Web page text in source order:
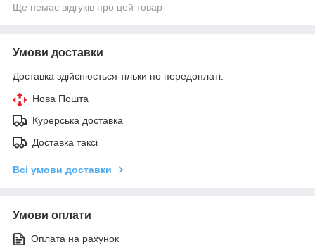
Ще немає відгуків про цей товар
Умови доставки
Доставка здійснюється тільки по передоплаті.
Нова Пошта
Курерська доставка
Доставка таксі
Всі умови доставки
Умови оплати
Оплата на рахунок